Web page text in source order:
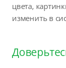
цвета,
изменить в